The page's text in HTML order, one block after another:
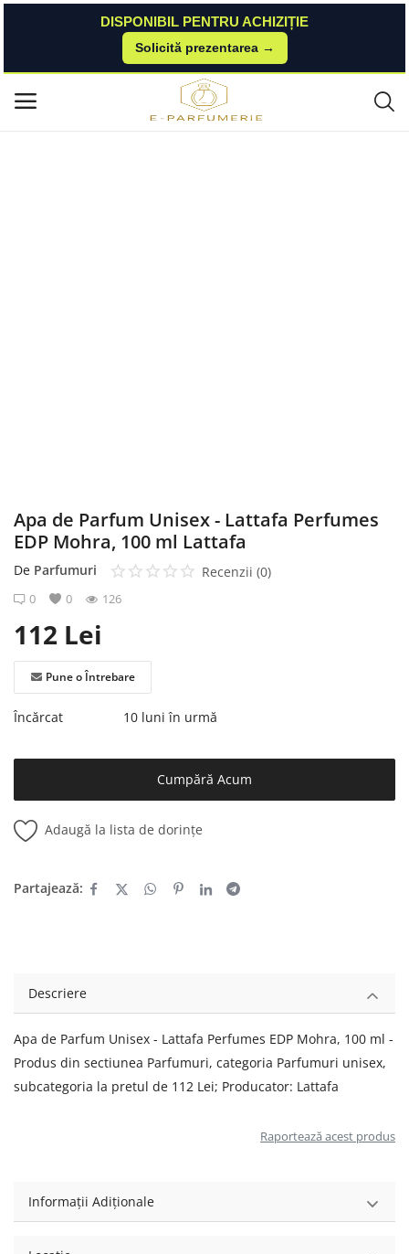
DISPONIBIL PENTRU ACHIZIȚIE
Solicită prezentarea →
Meniu principal
Parfumuri Unisex
Apa de Parfum Unisex - Lattafa Perfumes EDP Mohra, 100 ml Lattafa
Apa de Parfum Unisex - Lattafa Perfumes
EDP Mohra, 100 ml Lattafa
De Parfumuri Recenzii (0)
0 0 126
112 Lei
Pune o Întrebare
Încărcat 10 luni în urmă
Cumpără Acum
Adaugă la lista de dorințe
Partajează:
Descriere
Apa de Parfum Unisex - Lattafa Perfumes EDP Mohra, 100 ml -
Produs din sectiunea Parfumuri, categoria Parfumuri unisex,
subcategoria la pretul de 112 Lei; Producator: Lattafa
Raportează acest produs
Informații Adiționale